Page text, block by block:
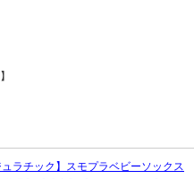
ュラチック】スモプラベビーソックス